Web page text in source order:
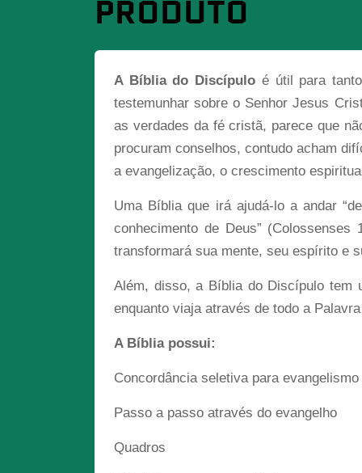
PRODUTO
A Bíblia do Discípulo é útil para
testemunhar sobre o Senhor Jesus
as verdades da fé cristã, parece que
procuram conselhos, contudo acham
a evangelização, o crescimento
Uma Bíblia que irá ajudá-lo a andar
conhecimento de Deus”
transformará sua mente, seu espírito e
Além, disso, a Bíblia do Discípulo tem
enquanto viaja através de todo a
A Bíblia possui:
Concordância seletiva para
Passo a passo através do evangelho
Quadros